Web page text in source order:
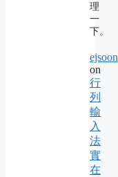
理
一
下。
ejsoon
on
行
列
輸
入
法
實
在